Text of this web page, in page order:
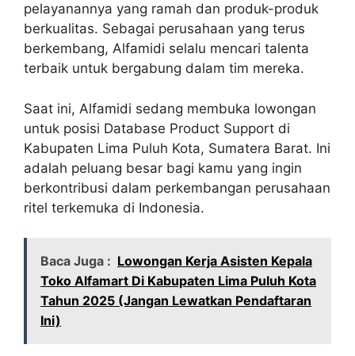
pelayanannya yang ramah dan produk-produk
berkualitas. Sebagai perusahaan yang terus
berkembang, Alfamidi selalu mencari talenta
terbaik untuk bergabung dalam tim mereka.
Saat ini, Alfamidi sedang membuka lowongan
untuk posisi Database Product Support di
Kabupaten Lima Puluh Kota, Sumatera Barat. Ini
adalah peluang besar bagi kamu yang ingin
berkontribusi dalam perkembangan perusahaan
ritel terkemuka di Indonesia.
Baca Juga : Lowongan Kerja Asisten Kepala
Toko Alfamart Di Kabupaten Lima Puluh Kota
Tahun 2025 (Jangan Lewatkan Pendaftaran
Ini)